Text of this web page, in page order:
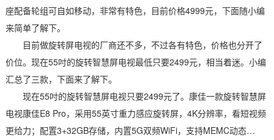
座配备轮组可自如移动，非常有特色，目前价格4999元，下面随小编
来简单了解下。
目前做旋转屏电视的厂商还不多，不过各有特色，价格也分开了
价位。现在55吋的旋转智慧屏电视最低只要2499元，相当着迷。小编
汇总了三款，下面来了解下。
现在55吋的旋转智慧屏电视只要2499元了。康佳一款旋转智慧屏
电视康佳E8 Pro，采用55英寸重力感应旋转屏，4K分辨率，看短视频
更给力；配置3+32GB存储，内置5G双频WiFi，支持MEMC动态…